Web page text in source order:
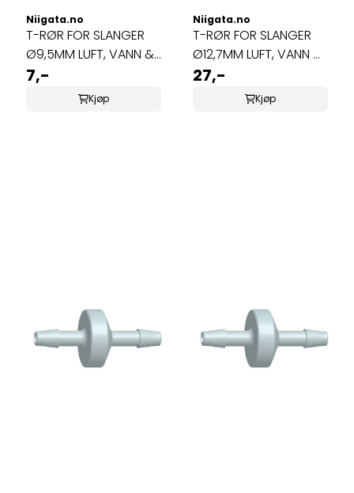
Niigata.no
T-RØR FOR SLANGER
Ø9,5MM LUFT, VANN &
OZON
7,-
Kjøp
Niigata.no
T-RØR FOR SLANGER
Ø12,7MM LUFT, VANN &
OZON
27,-
Kjøp